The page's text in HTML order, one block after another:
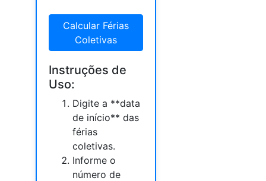
Calcular Férias
Coletivas
Instruções de
Uso:
Digite a **data
de início** das
férias
coletivas.
Informe o
número de